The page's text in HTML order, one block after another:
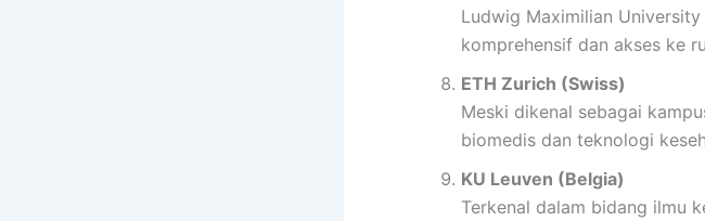
Ludwig Maximilian
komprehensif dan akses ke
ETH Zurich (Swiss)
Meski dikenal sebagai
biomedis dan teknologi
KU Leuven (Belgia)
Terkenal dalam bidang ilmu